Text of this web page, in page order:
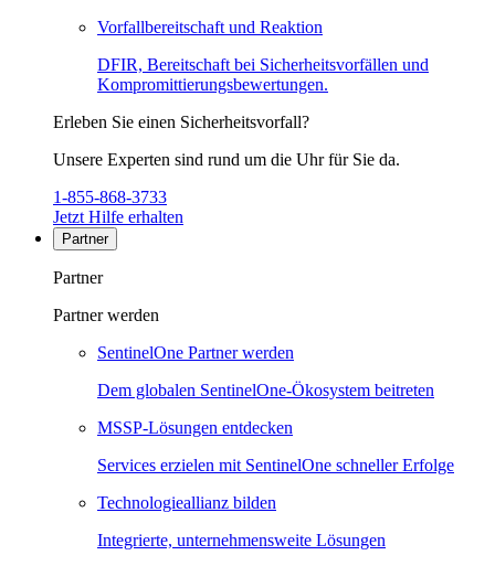
Vorfallbereitschaft und Reaktion
DFIR, Bereitschaft bei Sicherheitsvorfällen und
Kompromittierungsbewertungen.
Erleben Sie einen Sicherheitsvorfall?
Unsere Experten sind rund um die Uhr für Sie da.
1-855-868-3733
Jetzt Hilfe erhalten
Partner
Partner
Partner werden
SentinelOne Partner werden
Dem globalen SentinelOne-Ökosystem beitreten
MSSP-Lösungen entdecken
Services erzielen mit SentinelOne schneller Erfolge
Technologieallianz bilden
Integrierte, unternehmensweite Lösungen